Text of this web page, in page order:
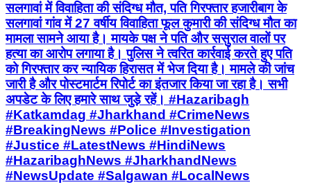
सलगावां में विवाहिता की संदिग्ध मौत, पति गिरफ्तार हजारीबाग के
सलगावां गांव में 27 वर्षीय विवाहिता फूल कुमारी की संदिग्ध मौत का
मामला सामने आया है। मायके पक्ष ने पति और ससुराल वालों पर
हत्या का आरोप लगाया है। पुलिस ने त्वरित कार्रवाई करते हुए पति
को गिरफ्तार कर न्यायिक हिरासत में भेज दिया है। मामले की जांच
जारी है और पोस्टमार्टम रिपोर्ट का इंतजार किया जा रहा है। सभी
अपडेट के लिए हमारे साथ जुड़े रहें। #Hazaribagh
#Katkamdag #Jharkhand #CrimeNews
#BreakingNews #Police #Investigation
#Justice #LatestNews #HindiNews
#HazaribaghNews #JharkhandNews
#NewsUpdate #Salgawan #LocalNews